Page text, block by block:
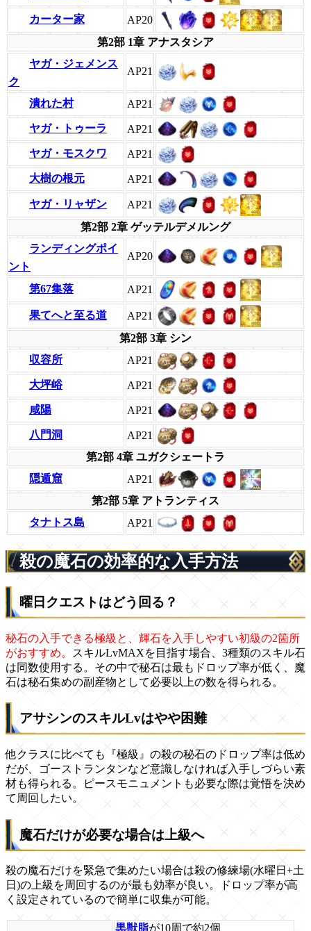
カーター家
AP20
第2部 1章 アナスタシア
ヤガ・ジェメンス
ク
AP21
潰れた村 AP21
ヤガ・トゥーラ AP21
ヤガ・モスクワ AP21
大樹の根元 AP21
ヤガ・リャザン
AP21
第2部 2章 ゲッテルデメルング
ランディングポイ
ント
AP20
第67集落 AP21
果てへと至る道
AP21
第2部 3章 シン
収容所
AP21
大坪峪 AP21
咸陽 AP21
八門洞
AP21
第2部 4章 ユガクシェートラ
隠遁窟
AP21
第2部 5章 アトランティス
タナトス島
AP21
殺の魔石の効率的な入手方法
曜日クエストはどう回る？
秘石の入手できる極級と、輝石を入手しやすい初級の2箇所
がおすすめ。
スキルLvMAXを目指す場合、3種類のスキル石
は同数使用する。その中で秘石は最もドロップ率が低く、魔
石は秘石集めの副産物として必要以上の数を得られる。
アサシンのスキルLvはやや困難
他クラスに比べても『極級』の殺の秘石のドロップ率は低め
だが、ゴーストランタンなど意識しなければ入手しづらい素
材も得られる。ピースモニュメントも必要な際は覚悟を決め
て周回したい。
魔石だけが必要な場合は上級へ
殺の魔石だけを緊急で集めたい場合は殺の修練場(水曜日+土
日)の上級を周回するのが最も効率が良い。ドロップ率が高
く設定されているので簡単に収集が可能。
黒獣脂が10周で約2個